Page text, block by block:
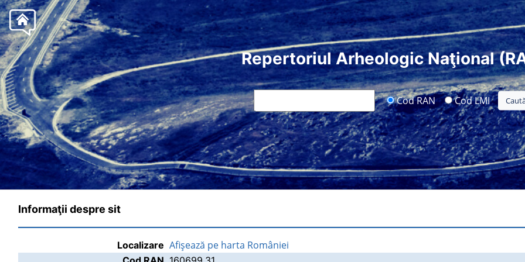
Repertoriul Arheologic Naţional
Cod RAN Cod LMI
Informaţii despre sit
Localizare Afişează pe harta României